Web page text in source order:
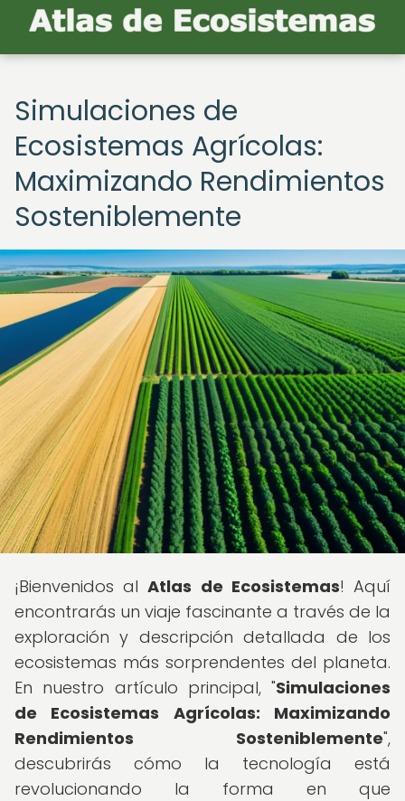
Simulaciones de
Ecosistemas Agrícolas:
Maximizando Rendimientos
Sosteniblemente
¡Bienvenidos alAtlas de Ecosistemas! Aquí
encontrarás un viaje fascinante a través de la
exploración y descripción detallada de los
ecosistemas más sorprendentes del planeta.
En nuestro artículo principal, "Simulaciones
de Ecosistemas Agrícolas: Maximizando
Rendimientos Sosteniblemente",
descubrirás cómo la tecnología está
revolucionando la forma en que